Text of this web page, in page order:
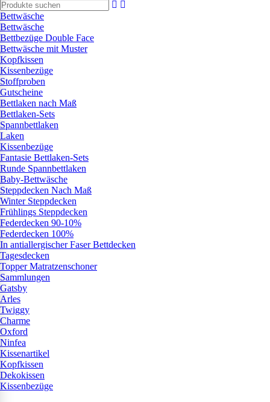
Bettwäsche
Bettwäsche
Bettbezüge Double Face
Bettwäsche mit Muster
Kopfkissen
Kissenbezüge
Stoffproben
Gutscheine
Bettlaken nach Maß
Bettlaken-Sets
Spannbettlaken
Laken
Kissenbezüge
Fantasie Bettlaken-Sets
Runde Spannbettlaken
Baby-Bettwäsche
Steppdecken Nach Maß
Winter Steppdecken
Frühlings Steppdecken
Federdecken 90-10%
Federdecken 100%
In antiallergischer Faser Bettdecken
Tagesdecken
Topper Matratzenschoner
Sammlungen
Gatsby
Arles
Twiggy
Charme
Oxford
Ninfea
Kissenartikel
Kopfkissen
Dekokissen
Kissenbezüge